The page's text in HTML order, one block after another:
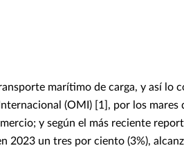
marítimo de carga, y así lo
(OMI) [1], por los mares
y según el más reciente
2023 un tres por ciento (3%),